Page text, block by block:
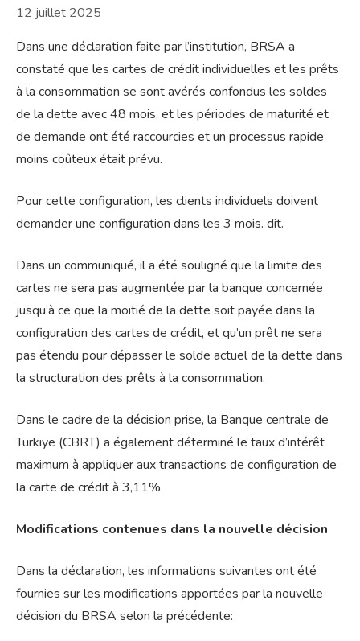
12 juillet 2025
Dans une déclaration faite par l’institution, BRSA a
constaté que les cartes de crédit individuelles et les prêts
à la consommation se sont avérés confondus les soldes
de la dette avec 48 mois, et les périodes de maturité et
de demande ont été raccourcies et un processus rapide
moins coûteux était prévu.
Pour cette configuration, les clients individuels doivent
demander une configuration dans les 3 mois. dit.
Dans un communiqué, il a été souligné que la limite des
cartes ne sera pas augmentée par la banque concernée
jusqu’à ce que la moitié de la dette soit payée dans la
configuration des cartes de crédit, et qu’un prêt ne sera
pas étendu pour dépasser le solde actuel de la dette dans
la structuration des prêts à la consommation.
Dans le cadre de la décision prise, la Banque centrale de
Türkiye (CBRT) a également déterminé le taux d’intérêt
maximum à appliquer aux transactions de configuration de
la carte de crédit à 3,11%.
Modifications contenues dans la nouvelle décision
Dans la déclaration, les informations suivantes ont été
fournies sur les modifications apportées par la nouvelle
décision du BRSA selon la précédente: